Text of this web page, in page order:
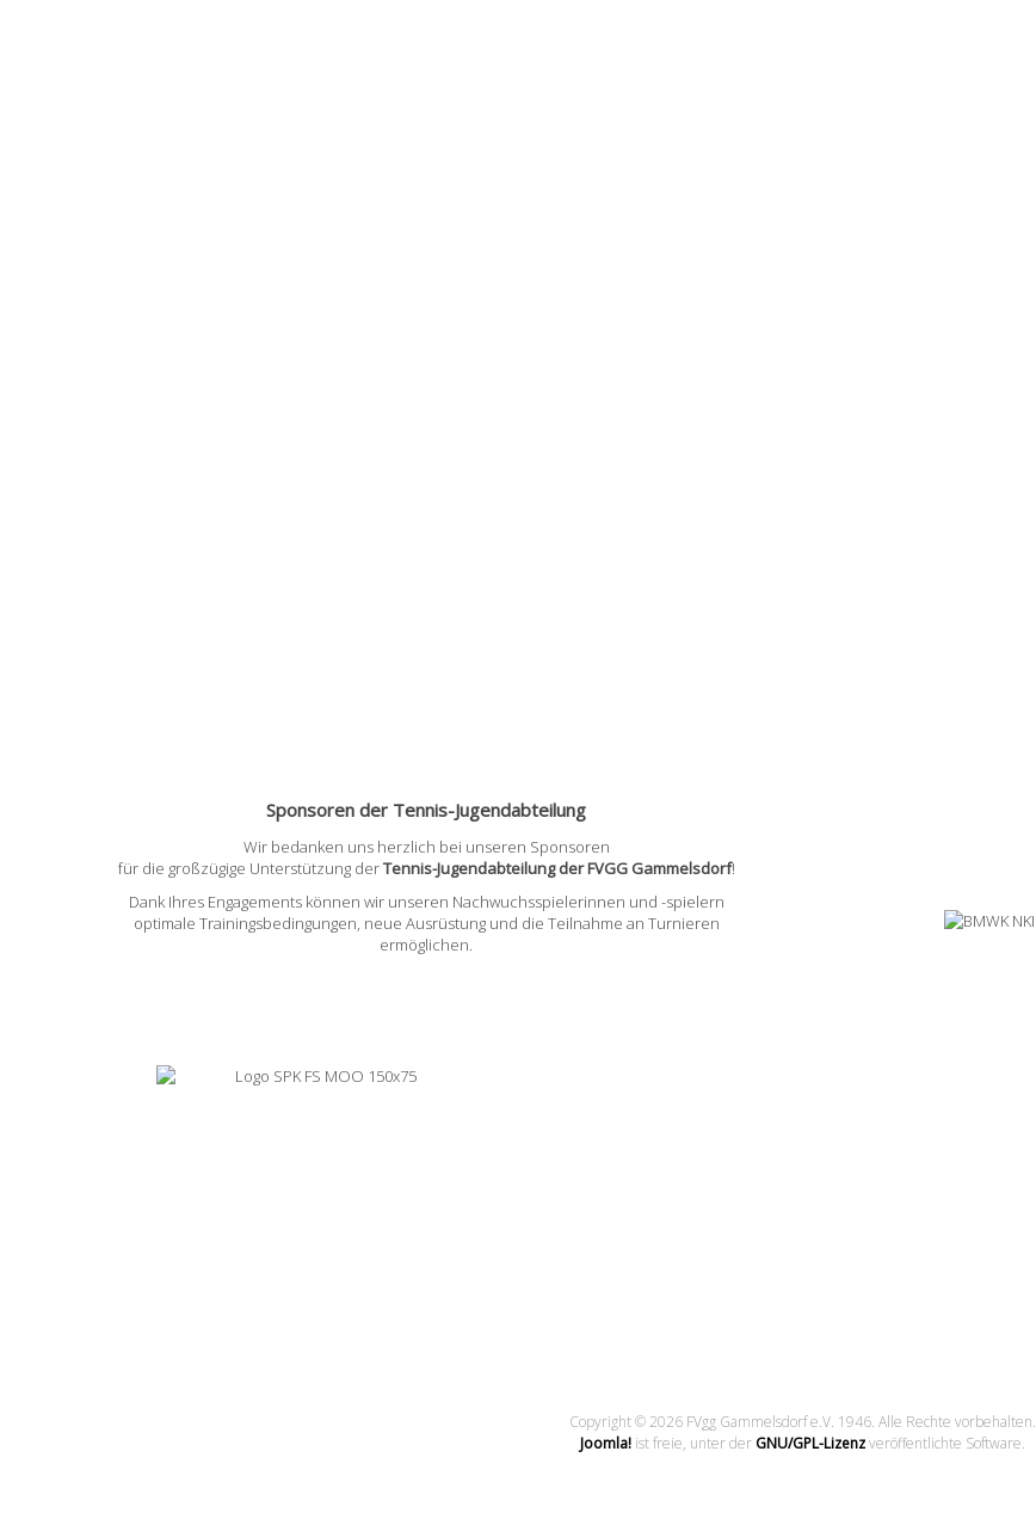
Sponsoren der Tennis-Jugendabteilung
Wir bedanken uns herzlich bei unseren Sponsoren
für die großzügige Unterstützung derTennis-Jugendabteilung der FVGG Gammelsdorf!
Dank Ihres Engagements können wir unseren Nachwuchsspielerinnen und -spielern
optimale Trainingsbedingungen, neue Ausrüstung und die Teilnahme an Turnieren
ermöglichen.
Copyright © 2026 FVgg Gammelsdorf e.V. 1946. Alle Rechte vorbehalten.
Joomla!ist freie, unter der GNU/GPL-Lizenzveröffentlichte Software.